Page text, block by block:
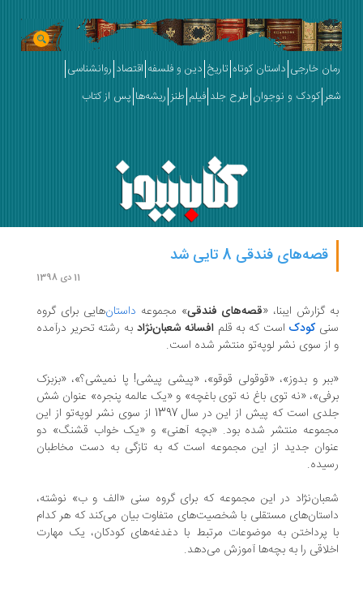
رمان خارجی داستان کوتاه تاریخ دین و فلسفه اقتصاد روانشناسی
شعر کودک و نوجوان طرح جلد فیلم طنز ریشه‌ها پس از کتاب
قصه‌های فندقی 8 تایی شد
11 دی 1398
به گزارش ایبنا، «قصه‌های فندقی» مجموعه داستان‌هایی برای گروه
سنی کودک است که به قلم افسانه شعبان‌نژاد به رشته تحریر درآمده
و از سوی نشر لوپه‌تو منتشر شده است.
«ببر و بدوز»، «قوقولی قوقو»، «پیشی پیشی! پا نمیشی؟»، «بزبزک
برفی»، «نه توی باغ نه توی باغچه» و «یک عالمه پنجره» عنوان شش
جلدی است که پیش از این در سال 1397 از سوی نشر لوپه‌تو از این
مجموعه منتشر شده بود. «بچه آهنی» و «یک خواب قشنگ» دو
عنوان جدید از این مجموعه است که به تازگی به دست مخاطبان
رسیده.
شعبان‌نژاد در این مجموعه که برای گروه سنی «الف و ب» نوشته،
داستان‌های مستقلی با شخصیت‌های متفاوت بیان می‌کند که هر کدام
با پرداختن به موضوعات مرتبط با دغدغه‌های کودکان، یک مهارت
اخلاقی را به بچه‌ها آموزش می‌دهد.